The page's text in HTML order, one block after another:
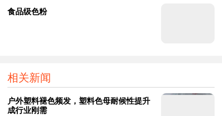
食品级色粉
相关新闻
户外塑料褪色频发，塑料色母耐候性提升
成行业刚需